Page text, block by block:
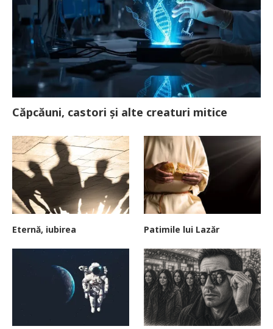
Căpcăuni, castori și alte creaturi mitice
Eternă, iubirea Patimile lui Lazăr